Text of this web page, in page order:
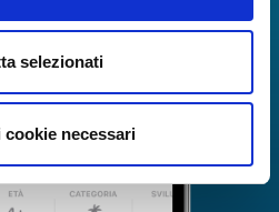
selezionati
cookie necessari